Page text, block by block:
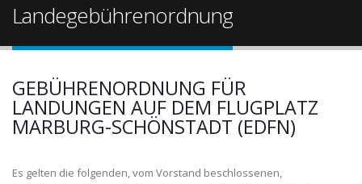
Landegebührenordnung
GEBÜHRENORDNUNG FÜR
LANDUNGEN AUF DEM FLUGPLATZ
MARBURG-SCHÖNSTADT (EDFN)
Es gelten die folgenden, vom Vorstand beschlossenen,